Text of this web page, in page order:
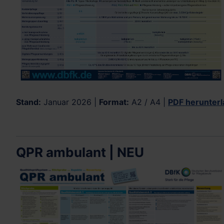
Stand: Januar 2026 | Format: A2 / A4 | PDF
QPR ambulant | NEU